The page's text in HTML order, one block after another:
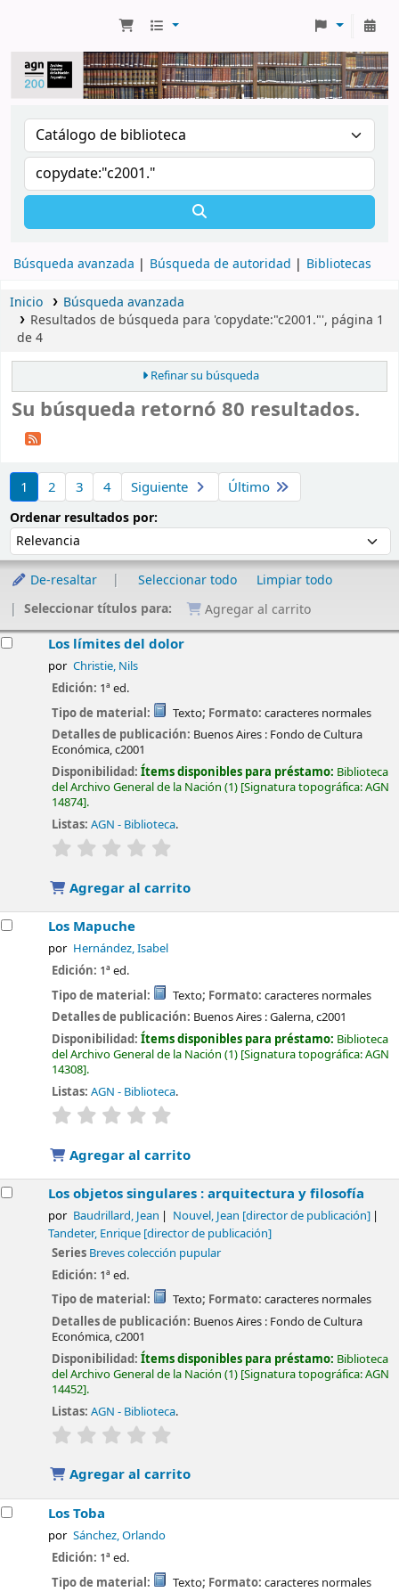
Búsqueda avanzada Búsqueda de autoridad Bibliotecas
Inicio
Búsqueda avanzada
Resultados de búsqueda para 'copydate:"c2001."', página 1
de 4
Refinar su búsqueda
Su búsqueda retornó 80 resultados.
1
2 3 4 Siguiente Último
Ordenar resultados por:
De-resaltar Seleccionar todo
Limpiar todo
Seleccionar títulos para:
Agregar al carrito
Los límites del dolor
por Christie, Nils
Edición: 1ª ed.
Tipo de material:
Texto; Formato: caracteres normales
Detalles de publicación: Buenos Aires : Fondo de Cultura
Económica,c2001
Disponibilidad:Ítems disponibles para préstamo: Biblioteca
del Archivo General de la Nación (1) Signatura topográfica:AGN
14874 .
Listas: AGN - Biblioteca.
valoración
Agregar al carrito
Los Mapuche
por Hernández, Isabel
Edición: 1ª ed.
Tipo de material:
Texto; Formato: caracteres normales
Detalles de publicación: Buenos Aires :Galerna,c2001
Disponibilidad:Ítems disponibles para préstamo: Biblioteca
del Archivo General de la Nación (1) Signatura topográfica:AGN
14308 .
Listas: AGN - Biblioteca.
valoración
Agregar al carrito
Los objetos singulares : arquitectura y filosofía
por Baudrillard, Jean Nouvel, Jean [director de publicación]
Tandeter, Enrique [director de publicación]
Series Breves colección pupular
Edición: 1ª ed.
Tipo de material:
Texto; Formato: caracteres normales
Detalles de publicación: Buenos Aires : Fondo de Cultura
Económica,c2001
Disponibilidad:Ítems disponibles para préstamo: Biblioteca
del Archivo General de la Nación (1) Signatura topográfica:AGN
14452 .
Listas: AGN - Biblioteca.
valoración
Agregar al carrito
Los Toba
por Sánchez, Orlando
Edición: 1ª ed.
Tipo de material:
Texto; Formato: caracteres normales